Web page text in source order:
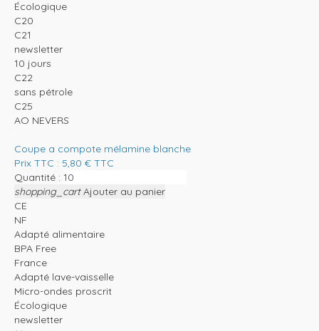
Écologique
C20
C21
newsletter
10 jours
C22
sans pétrole
C25
AO NEVERS
Coupe a compote mélamine blanche
Prix TTC : 5,80 € TTC
Quantité :
shopping_cart Ajouter au panier
CE
NF
Adapté alimentaire
BPA Free
France
Adapté lave-vaisselle
Micro-ondes proscrit
Écologique
newsletter